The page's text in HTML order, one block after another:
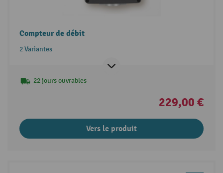
Compteur de débit
2 Variantes
22 jours ouvrables
229,00 €
Vers le produit